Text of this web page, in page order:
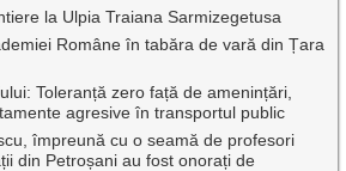
la Ulpia Traiana Sarmizegetusa
Române în tabăra de vară din Țara
Toleranță zero față de amenințări,
agresive în transportul public
împreună cu o seamă de profesori
din Petroșani au fost onorați de